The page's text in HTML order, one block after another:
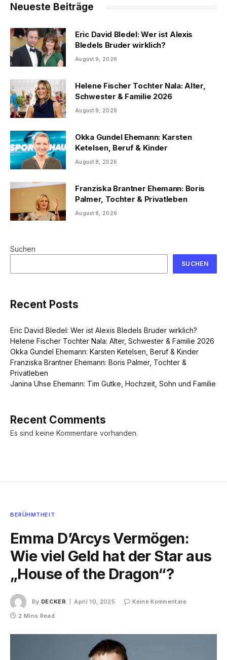
Neueste Beiträge
Eric David Bledel: Wer ist Alexis
Bledels Bruder wirklich?
August 9, 2026
Helene Fischer Tochter Nala: Alter,
Schwester & Familie 2026
August 9, 2026
Okka Gundel Ehemann: Karsten
Ketelsen, Beruf & Kinder
August 8, 2026
Franziska Brantner Ehemann: Boris
Palmer, Tochter & Privatleben
August 8, 2026
Suchen
SUCHEN
Recent Posts
Eric David Bledel: Wer ist Alexis Bledels Bruder wirklich?
Helene Fischer Tochter Nala: Alter, Schwester & Familie 2026
Okka Gundel Ehemann: Karsten Ketelsen, Beruf & Kinder
Franziska Brantner Ehemann: Boris Palmer, Tochter &
Privatleben
Janina Uhse Ehemann: Tim Gutke, Hochzeit, Sohn und Familie
Recent Comments
Es sind keine Kommentare vorhanden.
BERÜHMTHEIT
Emma D’Arcys Vermögen:
Wie viel Geld hat der Star aus
„House of the Dragon“?
By DECKER April 10, 2025
Keine Kommentare
2 Mins Read